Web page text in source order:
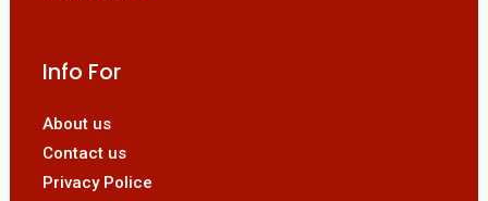
Info For
About us
Contact us
Privacy Police